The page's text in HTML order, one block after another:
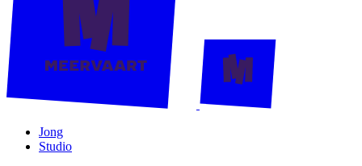
Jong
Studio